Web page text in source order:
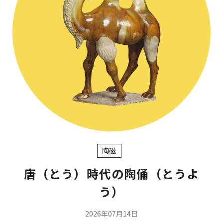
陶磁
唐（とう）時代の陶俑（とうよ
う）
2026年07月14日